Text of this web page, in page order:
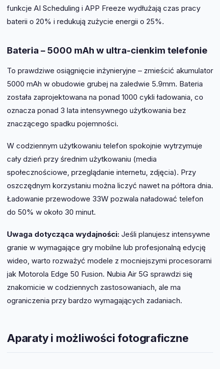
funkcje AI Scheduling i APP Freeze wydłużają czas pracy
baterii o 20% i redukują zużycie energii o 25%.
Bateria – 5000 mAh w ultra-cienkim telefonie
To prawdziwe osiągnięcie inżynieryjne – zmieścić akumulator
5000 mAh w obudowie grubej na zaledwie 5.9mm. Bateria
została zaprojektowana na ponad 1000 cykli ładowania, co
oznacza ponad 3 lata intensywnego użytkowania bez
znaczącego spadku pojemności.
W codziennym użytkowaniu telefon spokojnie wytrzymuje
cały dzień przy średnim użytkowaniu (media
społecznościowe, przeglądanie internetu, zdjęcia). Przy
oszczędnym korzystaniu można liczyć nawet na półtora dnia.
Ładowanie przewodowe 33W pozwala naładować telefon
do 50% w około 30 minut.
Uwaga dotycząca wydajności: Jeśli planujesz intensywne
granie w wymagające gry mobilne lub profesjonalną edycję
wideo, warto rozważyć modele z mocniejszymi procesorami
jak Motorola Edge 50 Fusion. Nubia Air 5G sprawdzi się
znakomicie w codziennych zastosowaniach, ale ma
ograniczenia przy bardzo wymagających zadaniach.
Aparaty i możliwości fotograficzne